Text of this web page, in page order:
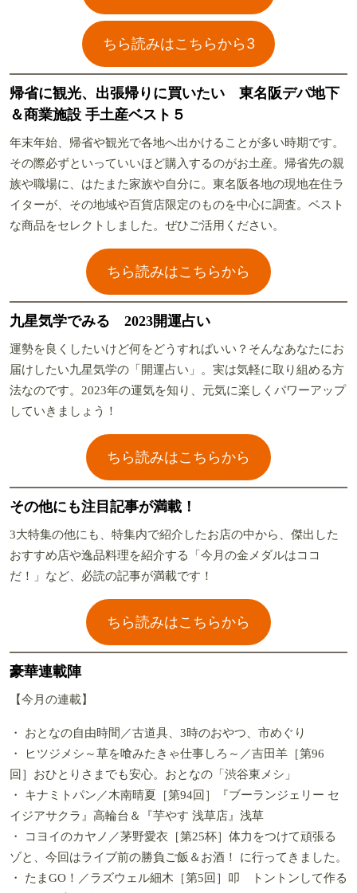
ちら読みはこちらから3
帰省に観光、出張帰りに買いたい 東名阪デパ地下
＆商業施設 手土産ベスト５
年末年始、帰省や観光で各地へ出かけることが多い時期です。
その際必ずといっていいほど購入するのがお土産。帰省先の親
族や職場に、はたまた家族や自分に。東名阪各地の現地在住ラ
イターが、その地域や百貨店限定のものを中心に調査。ベスト
な商品をセレクトしました。ぜひご活用ください。
ちら読みはこちらから
九星気学でみる 2023開運占い
運勢を良くしたいけど何をどうすればいい？そんなあなたにお
届けしたい九星気学の「開運占い」。実は気軽に取り組める方
法なのです。2023年の運気を知り、元気に楽しくパワーアップ
していきましょう！
ちら読みはこちらから
その他にも注目記事が満載！
3大特集の他にも、特集内で紹介したお店の中から、傑出した
おすすめ店や逸品料理を紹介する「今月の金メダルはココ
だ！」など、必読の記事が満載です！
ちら読みはこちらから
豪華連載陣
【今月の連載】
・ おとなの自由時間／古道具、3時のおやつ、市めぐり
・ ヒツジメシ～草を喰みたきゃ仕事しろ～／吉田羊［第96
回］おひとりさまでも安心。おとなの「渋谷東メシ」
・ キナミトパン／木南晴夏［第94回］『ブーランジェリー セ
イジアサクラ』高輪台＆『芋やす 浅草店』浅草
・ コヨイのカヤノ／茅野愛衣［第25杯］体力をつけて頑張る
ゾと、今回はライブ前の勝負ご飯＆お酒！ に行ってきました。
・ たまGO！／ラズウェル細木［第5回］叩 トントンして作る